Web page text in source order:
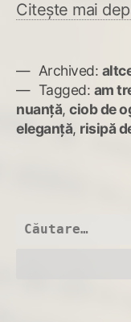
Citește mai
Archived:
Tagged: am
nuanță, ciob de
eleganță, risipă
Caută